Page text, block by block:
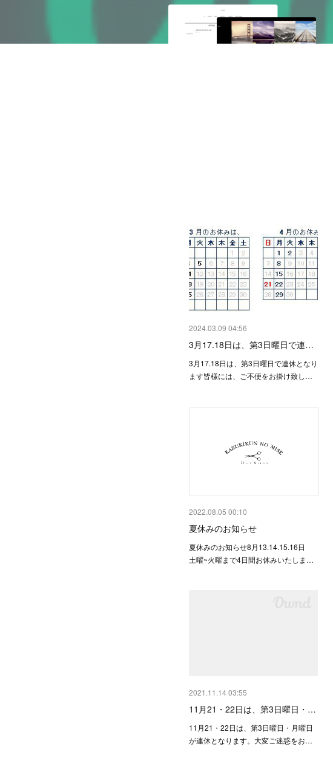
2024.03.09 04:56
3月17.18日は、第3日曜日で連…
3月17.18日は、第3日曜日で連休となり
ます皆様には、ご不便をお掛け致し…
2022.08.05 00:10
夏休みのお知らせ
夏休みのお知らせ8月13.14.15.16日
土曜~火曜まで4日間お休みいたしま…
2021.11.14 03:55
11月21・22日は、第3日曜日・…
11月21・22日は、第3日曜日・月曜日
が連休となります。大変ご迷惑をお…